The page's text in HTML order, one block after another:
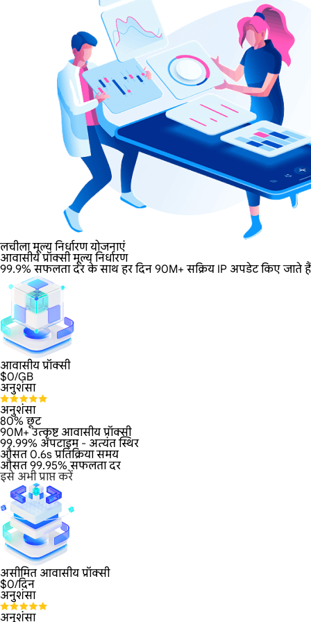
लचीला मूल्य निर्धारण योजनाएं
आवासीय प्रॉक्सी मूल्य निर्धारण
99.9% सफलता दर के साथ हर दिन 90M+ सक्रिय IP अपडेट किए जाते
आवासीय प्रॉक्सी
$0/GB
अनुशंसा
अनुशंसा
80% छूट
90M+ उत्कृष्ट आवासीय प्रॉक्सी
99.99% अपटाइम - अत्यंत स्थिर
औसत 0.6s प्रतिक्रिया समय
औसत 99.95% सफलता दर
इसे अभी प्राप्त करें
असीमित आवासीय प्रॉक्सी
$0/दिन
अनुशंसा
अनुशंसा